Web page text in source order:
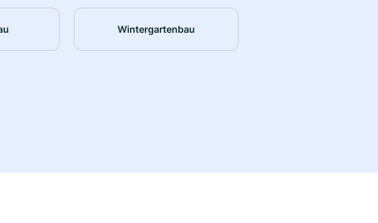
Wintergartenbau